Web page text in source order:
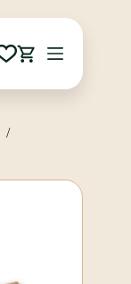
Winkelwagen
/